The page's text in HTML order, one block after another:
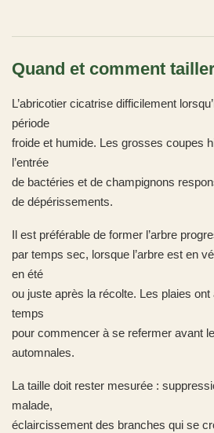
Quand et comment
L’abricotier cicatrise difficilement
période
froide et humide. Les grosses coupes
l’entrée
de bactéries et de champignons
de dépérissements.
Il est préférable de former l’arbre
par temps sec, lorsque l’arbre est en
en été
ou juste après la récolte. Les plaies
temps
pour commencer à se refermer avant
automnales.
La taille doit rester mesurée :
malade,
éclaircissement des branches qui se